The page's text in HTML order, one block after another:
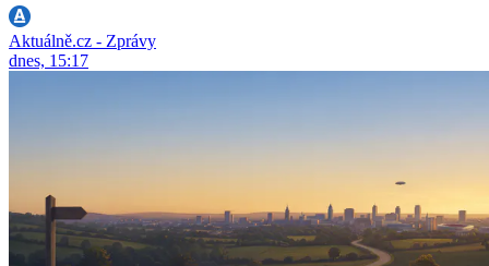
Aktuálně.cz - Zprávy
dnes, 15:17